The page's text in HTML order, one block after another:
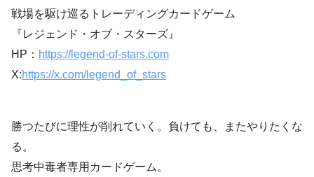
戦場を駆け巡るトレーディングカードゲーム
『レジェンド・オブ・スターズ』
HP： https://legend-of-stars.com
X:https://x.com/legend_of_stars
勝つたびに理性が削れていく。負けても、またやりたくな
る。
思考中毒者専用カードゲーム。